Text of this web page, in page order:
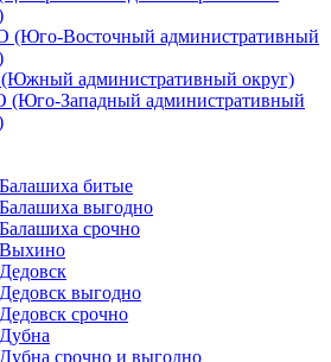
Восточный административный
административный округ)
Западный административный
Балашиха битые
Балашиха выгодно
Балашиха срочно
Выхино
Дедовск
Дедовск выгодно
Дедовск срочно
Дубна
Дубна срочно и выгодно